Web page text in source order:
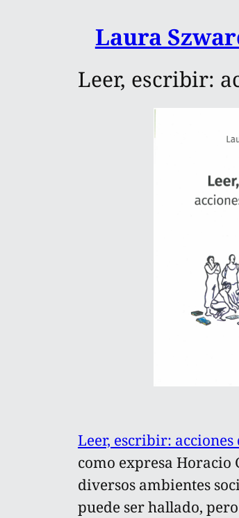
Laura
Leer, escribir:
Leer, escribir:
como expresa Horacio
diversos ambientes
puede ser hallado,